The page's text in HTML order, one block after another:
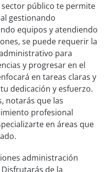
público te permite
gestionando
equipos y atendiendo
se puede requerir la
para
y progresar en el
en tareas claras y
dedicación y esfuerzo.
notarás que las
profesional
en áreas que
administración
de la